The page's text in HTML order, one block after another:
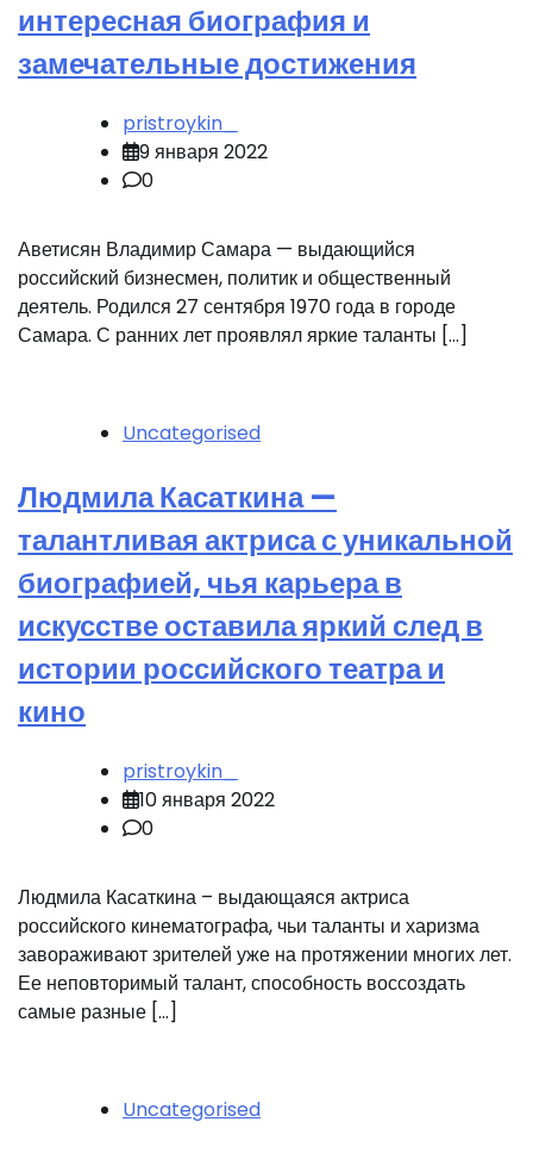
интересная биография и
замечательные достижения
pristroykin_
9 января 2022
0
Аветисян Владимир Самара — выдающийся
российский бизнесмен, политик и общественный
деятель. Родился 27 сентября 1970 года в городе
Самара. С ранних лет проявлял яркие таланты […]
Uncategorised
Людмила Касаткина —
талантливая актриса с уникальной
биографией, чья карьера в
искусстве оставила яркий след в
истории российского театра и
кино
pristroykin_
10 января 2022
0
Людмила Касаткина – выдающаяся актриса
российского кинематографа, чьи таланты и харизма
завораживают зрителей уже на протяжении многих лет.
Ее неповторимый талант, способность воссоздать
самые разные […]
Uncategorised